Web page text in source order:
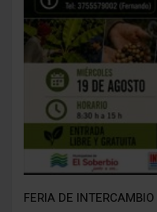
FERIA DE